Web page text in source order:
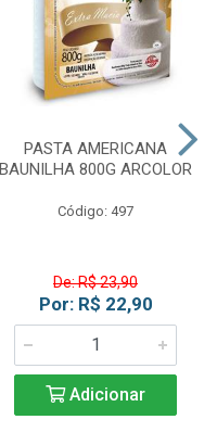
PASTA AMERICANA
BAUNILHA 800G ARCOLOR
Código: 497
De: R$ 23,90
Por: R$ 22,90
Adicionar